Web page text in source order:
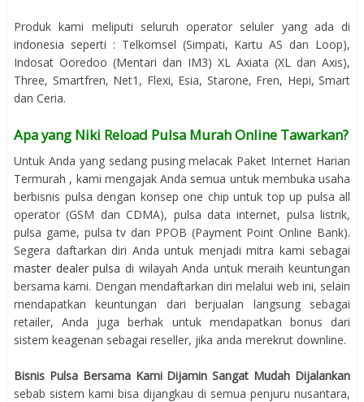
Produk kami meliputi seluruh operator seluler yang ada di
indonesia seperti : Telkomsel (Simpati, Kartu AS dan Loop),
Indosat Ooredoo (Mentari dan IM3) XL Axiata (XL dan Axis),
Three, Smartfren, Net1, Flexi, Esia, Starone, Fren, Hepi, Smart
dan Ceria.
Apa yang Niki Reload Pulsa Murah Online Tawarkan?
Untuk Anda yang sedang pusing melacak Paket Internet Harian
Termurah , kami mengajak Anda semua untuk membuka usaha
berbisnis pulsa dengan konsep one chip untuk top up pulsa all
operator (GSM dan CDMA), pulsa data internet, pulsa listrik,
pulsa game, pulsa tv dan PPOB (Payment Point Online Bank).
Segera daftarkan diri Anda untuk menjadi mitra kami sebagai
master dealer pulsa di wilayah Anda untuk meraih keuntungan
bersama kami. Dengan mendaftarkan diri melalui web ini, selain
mendapatkan keuntungan dari berjualan langsung sebagai
retailer, Anda juga berhak untuk mendapatkan bonus dari
sistem keagenan sebagai reseller, jika anda merekrut downline.
Bisnis Pulsa Bersama Kami Dijamin Sangat Mudah Dijalankan
sebab sistem kami bisa dijangkau di semua penjuru nusantara,